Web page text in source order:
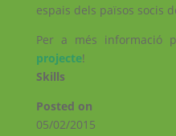
espais dels països socis
Per a més informació
projecte!
Skills
Posted on
05/02/2015